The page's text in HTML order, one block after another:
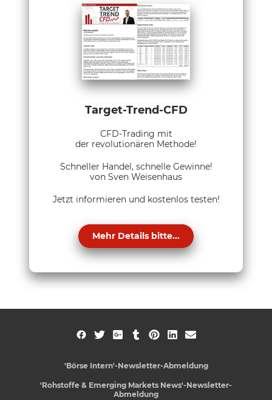
Target-Trend-CFD
CFD-Trading mit
der revolutionären Methode!
Schneller Handel, schnelle Gewinne!
von Sven Weisenhaus
Jetzt informieren und kostenlos testen!
Mehr Details bitte...
'Börse Intern'-Newsletter-Abmeldung
'Rohstoffe & Emerging Markets News'-Newsletter-
Abmeldung